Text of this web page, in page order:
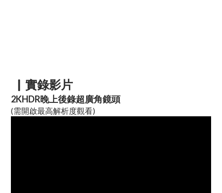
▏實錄影片
2KHDR晚上後錄超廣角鏡頭
(需開啟最高解析度觀看)